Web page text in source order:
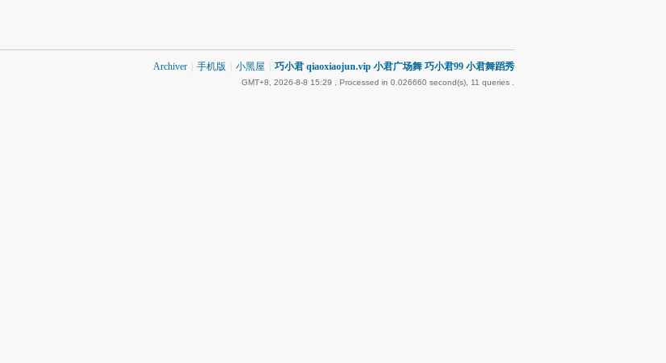
Archiver 手机版 小黑屋 巧小君 qiaoxiaojun.vip 小君广场舞 巧小君99 小君舞蹈秀
GMT+8, 2026-8-8 15:29 , Processed in 0.026660 second(s), 11 queries .